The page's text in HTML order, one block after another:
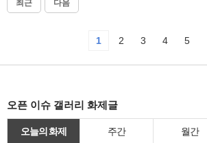
최근 다음
1 2 3 4 5
오픈 이슈 갤러리 화제글
오늘의 화제 주간 월간